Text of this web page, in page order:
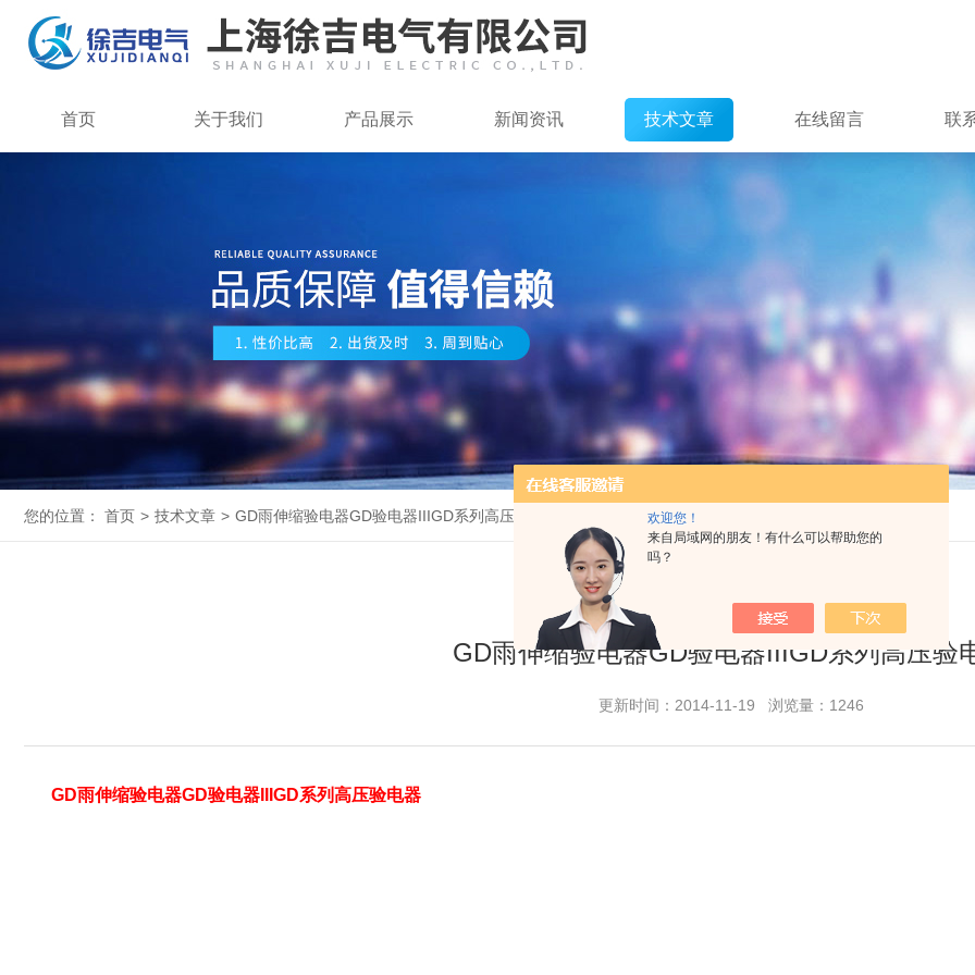
欢迎您！
来自局域网的朋友！有什么可以帮助您的
吗？
首页 关于我们 产品展示 新闻资讯 技术文章 在线留言 联
您的位置： 首页 > 技术文章 > GD雨伸缩验电器GD验电器IIIGD系列高压验电器
GD雨伸缩验电器GD验电器IIIGD系列高压验
更新时间：2014-11-19 浏览量：1246
GD雨伸缩验电器GD验电器IIIGD系列高压验电器